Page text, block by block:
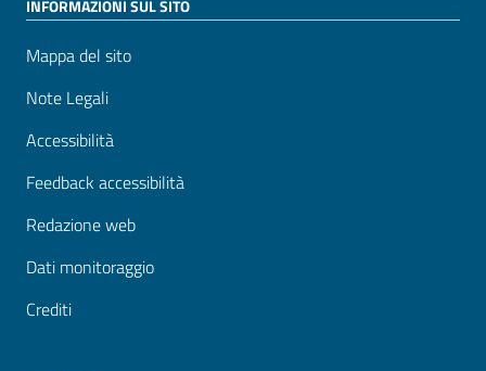
INFORMAZIONI SUL SITO
Mappa del sito
Note Legali
Accessibilità
Feedback accessibilità
Redazione web
Dati monitoraggio
Crediti